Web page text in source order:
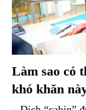
Làm sao có
khó khăn